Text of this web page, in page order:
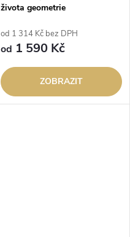
života geometrie
od 1 314 Kč bez DPH
od 1 590 Kč
ZOBRAZIT